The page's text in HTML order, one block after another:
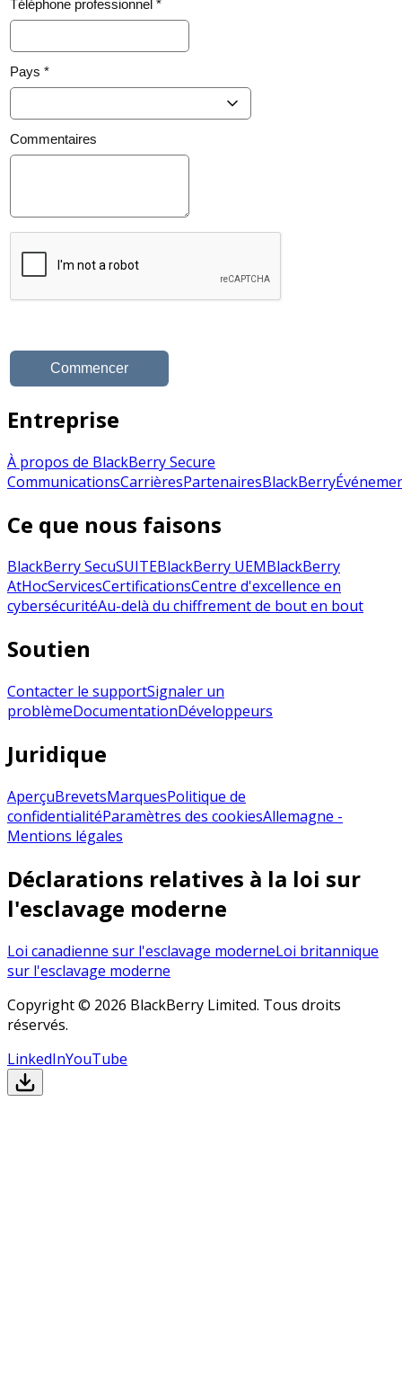
Entreprise
À propos de BlackBerry Secure
CommunicationsCarrièresPartenairesBlackBerry
Ce que nous faisons
BlackBerry SecuSUITEBlackBerry UEMBlackBerry
AtHocServicesCertificationsCentre d'excellence en
cybersécuritéAu-delà du chiffrement de bout en bout
Soutien
Contacter le supportSignaler un
problèmeDocumentationDéveloppeurs
Juridique
AperçuBrevetsMarquesPolitique de
confidentialitéParamètres des cookiesAllemagne -
Mentions légales
Déclarations relatives à la loi sur
l'esclavage moderne
Loi canadienne sur l'esclavage moderneLoi britannique
sur l'esclavage moderne
Copyright © 2026 BlackBerry Limited. Tous droits
réservés.
LinkedInYouTube